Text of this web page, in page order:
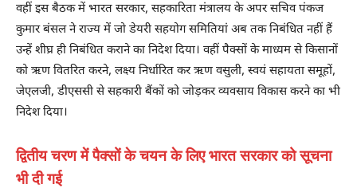
वहीं इस बैठक में भारत सरकार, सहकारिता मंत्रालय के अपर सचिव पंकज
कुमार बंसल ने राज्य में जो डेयरी सहयोग समितियां अब तक निबंधित नहीं हैं
उन्हें शीघ्र ही निबंधित कराने का निदेश दिया। वहीं पैक्सों के माध्यम से किसानों
को ऋण वितरित करने, लक्ष्य निर्धारित कर ऋण वसुली, स्वयं सहायता समूहों,
जेएलजी, डीएससी से सहकारी बैंकों को जोड़कर व्यवसाय विकास करने का भी
निदेश दिया।
द्वितीय चरण में पैक्सों के चयन के लिए भारत सरकार को सूचना
भी दी गई